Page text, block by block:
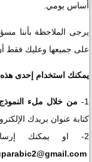
أساس يومي.
يرجى الملاحظة بأننا
على جميعها وعليك فقط
يمكنك استخدام إحدى هذه
1- من خلال ملء النموذج
كتابة عنوان بريدك
2- او يمكنك